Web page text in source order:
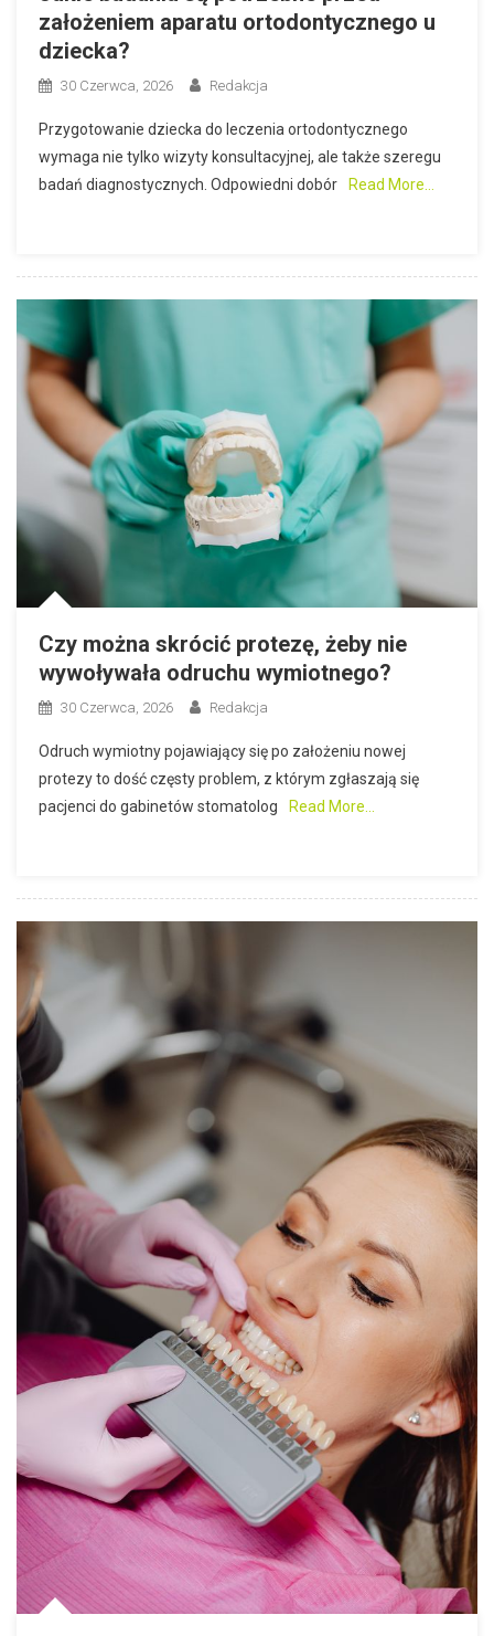
założeniem aparatu ortodontycznego u
dziecka?
30 Czerwca, 2026 Redakcja
Przygotowanie dziecka do leczenia ortodontycznego
wymaga nie tylko wizyty konsultacyjnej, ale także szeregu
badań diagnostycznych. Odpowiedni dobór
Read More…
Czy można skrócić protezę, żeby nie
wywoływała odruchu wymiotnego?
30 Czerwca, 2026 Redakcja
Odruch wymiotny pojawiający się po założeniu nowej
protezy to dość częsty problem, z którym zgłaszają się
pacjenci do gabinetów stomatolog
Read More…